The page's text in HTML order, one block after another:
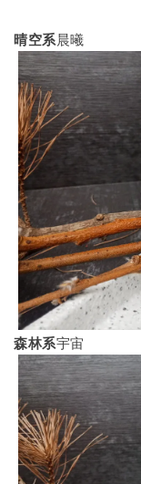
晴空系晨曦
森林系宇宙